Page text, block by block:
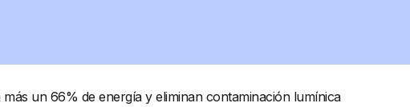
un 66% de energía y eliminan contaminación lumínica